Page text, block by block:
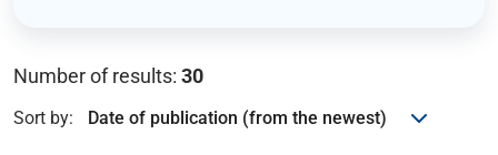
Number of results: 30
Sort by: